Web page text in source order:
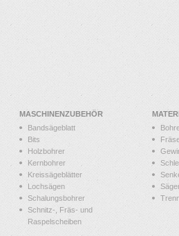
MASCHINENZUBEHÖR
Bandsägeblatt
Bits
Holzbohrer
Kernbohrer
Kreissägeblätter
Lochsägen
Schalungsbohrer
Schnitz-, Fräs- und
Raspelscheiben